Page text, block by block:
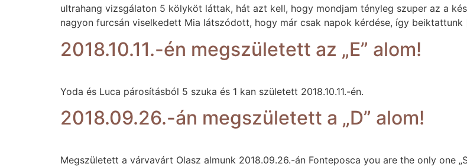
ultrahang vizsgálaton 5 kölyköt láttak, hát azt kell, hogy mondjam tényleg szuper az a
nagyon furcsán viselkedett Mia látszódott, hogy már csak napok kérdése, így
2018.10.11.-én megszületett az „E” alom!
Yoda és Luca párosításból 5 szuka és 1 kan született 2018.10.11.-én.
2018.09.26.-án megszületett a „D” alom!
Megszületett a várvavárt Olasz almunk 2018.09.26.-án Fonteposca you are the only one